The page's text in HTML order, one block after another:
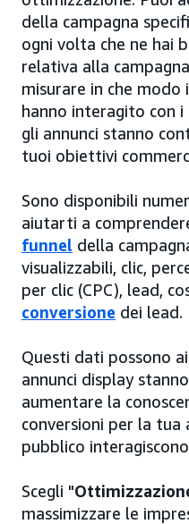
della campagna
ogni volta che ne hai
relativa alla
misurare in che
hanno interagito con i
gli annunci stanno
tuoi obiettivi
Sono disponibili
aiutarti a
funnel della
visualizzabili, clic,
per clic (CPC), lead,
conversione dei lead.
Questi dati possono
annunci display
aumentare la
conversioni per la
pubblico
Scegli "
massimizzare le